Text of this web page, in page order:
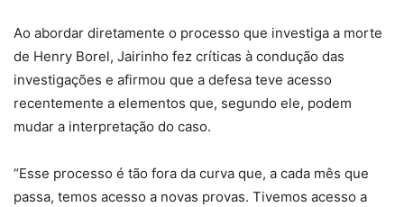
Ao abordar diretamente o processo que investiga a morte
de Henry Borel, Jairinho fez críticas à condução das
investigações e afirmou que a defesa teve acesso
recentemente a elementos que, segundo ele, podem
mudar a interpretação do caso.
“Esse processo é tão fora da curva que, a cada mês que
passa, temos acesso a novas provas. Tivemos acesso a